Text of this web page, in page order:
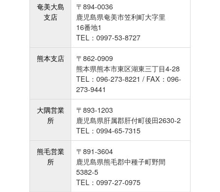
奄美大島
支店
〒894-0036
鹿児島県奄美市笠利町大字里
16番地1
TEL：0997-53-8727
熊本支店
〒862-0909
熊本県熊本市東区湖東三丁目4-28
TEL：096-273-8221 / FAX：096-
273-9441
大隅営業
所
〒893-1203
鹿児島県肝属郡肝付町後田2630-2
TEL：0994-65-7315
熊毛営業
所
〒891-3604
鹿児島県熊毛郡中種子町野間
5382-5
TEL：0997-27-0975